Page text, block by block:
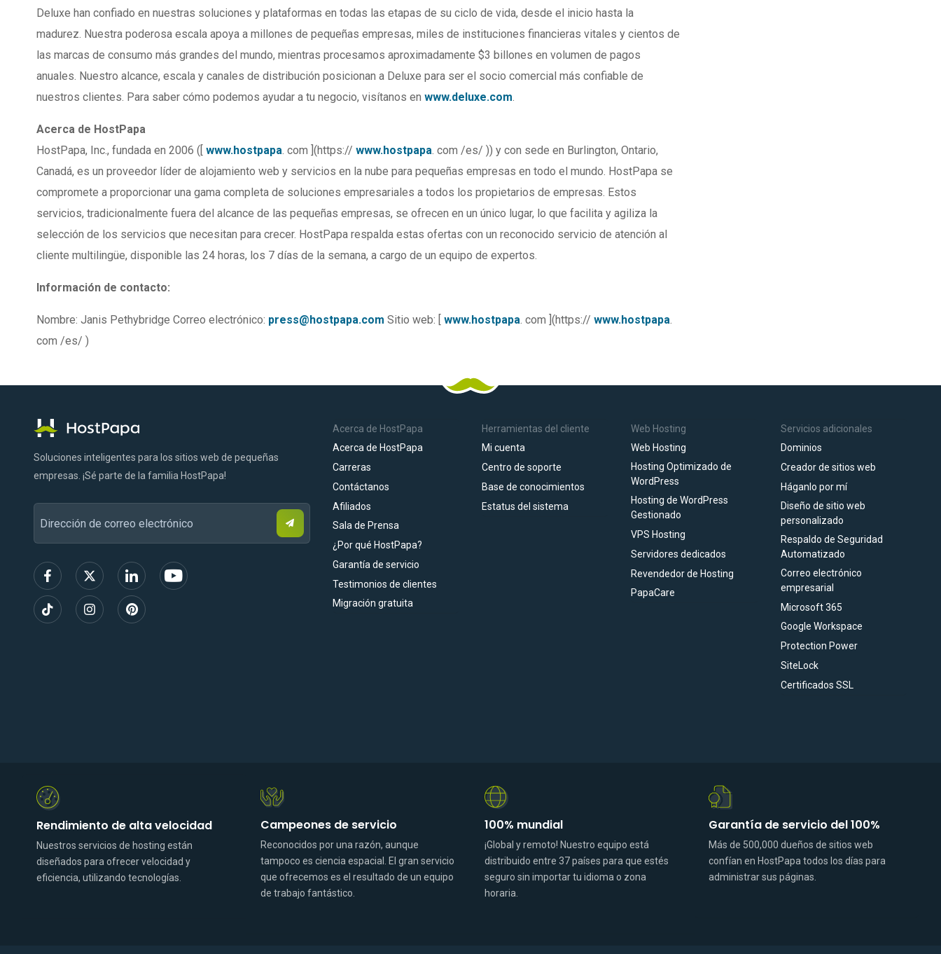
Deluxe han confiado en nuestras soluciones y plataformas en todas las etapas de su ciclo de vida, desde el inicio hasta la
madurez. Nuestra poderosa escala apoya a millones de pequeñas empresas, miles de instituciones financieras vitales y cientos de
las marcas de consumo más grandes del mundo, mientras procesamos aproximadamente $3 billones en volumen de pagos
anuales. Nuestro alcance, escala y canales de distribución posicionan a Deluxe para ser el socio comercial más confiable de
nuestros clientes. Para saber cómo podemos ayudar a tu negocio, visítanos en www.deluxe.com.
Acerca de HostPapa
HostPapa, Inc., fundada en 2006 ([ www.hostpapa. com ](https:// www.hostpapa. com /es/ )) y con sede en Burlington, Ontario,
Canadá, es un proveedor líder de alojamiento web y servicios en la nube para pequeñas empresas en todo el mundo. HostPapa se
compromete a proporcionar una gama completa de soluciones empresariales a todos los propietarios de empresas. Estos
servicios, tradicionalmente fuera del alcance de las pequeñas empresas, se ofrecen en un único lugar, lo que facilita y agiliza la
selección de los servicios que necesitan para crecer. HostPapa respalda estas ofertas con un reconocido servicio de atención al
cliente multilingüe, disponible las 24 horas, los 7 días de la semana, a cargo de un equipo de expertos.
Información de contacto:
Nombre: Janis Pethybridge Correo electrónico: press@hostpapa.com Sitio web: [ www.hostpapa. com ](https:// www.hostpapa.
com /es/ )
Logotipo
HostPapa
Soluciones inteligentes para los sitios web de pequeñas
empresas. ¡Sé parte de la familia HostPapa!
Dirección
de
correo
electrónico
u
r
FacebookGorjeoLinkedInYouTube
Tik
InstagramPinterest
Acerca de HostPapa
Acerca de HostPapa
Carreras
Contáctanos
Afiliados
Sala de Prensa
¿Por qué HostPapa?
Garantía de servicio
Testimonios de clientes
Migración gratuita
Herramientas del cliente
Mi cuenta
Centro de soporte
Base de conocimientos
Estatus del sistema
Web Hosting
Web Hosting
Hosting Optimizado de
WordPress
Hosting de WordPress
Gestionado
VPS Hosting
Servidores dedicados
Revendedor de Hosting
PapaCare
Servicios adicionales
Dominios
Creador de sitios web
Háganlo por mí
Diseño de sitio web
personalizado
Respaldo de Seguridad
Automatizado
Correo electrónico
empresarial
Microsoft 365
Google Workspace
Protection Power
SiteLock
Certificados SSL
Rendimiento de alta velocidad
Nuestros servicios de hosting están
diseñados para ofrecer velocidad y
eficiencia, utilizando tecnologías.
Campeones de servicio
Reconocidos por una razón, aunque
tampoco es ciencia espacial. El gran servicio
que ofrecemos es el resultado de un equipo
de trabajo fantástico.
100% mundial
¡Global y remoto! Nuestro equipo está
distribuido entre 37 países para que estés
seguro sin importar tu idioma o zona
horaria.
Garantía de servicio del 100%
Más de 500,000 dueños de sitios web
confían en HostPapa todos los días para
administrar sus páginas.